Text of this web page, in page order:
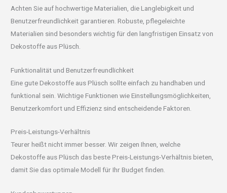
Achten Sie auf hochwertige Materialien, die Langlebigkeit und
Benutzerfreundlichkeit garantieren. Robuste, pflegeleichte
Materialien sind besonders wichtig für den langfristigen Einsatz von
Dekostoffe aus Plüsch.
Funktionalität und Benutzerfreundlichkeit
Eine gute Dekostoffe aus Plüsch sollte einfach zu handhaben und
funktional sein. Wichtige Funktionen wie Einstellungsmöglichkeiten,
Benutzerkomfort und Effizienz sind entscheidende Faktoren.
Preis-Leistungs-Verhältnis
Teurer heißt nicht immer besser. Wir zeigen Ihnen, welche
Dekostoffe aus Plüsch das beste Preis-Leistungs-Verhältnis bieten,
damit Sie das optimale Modell für Ihr Budget finden.